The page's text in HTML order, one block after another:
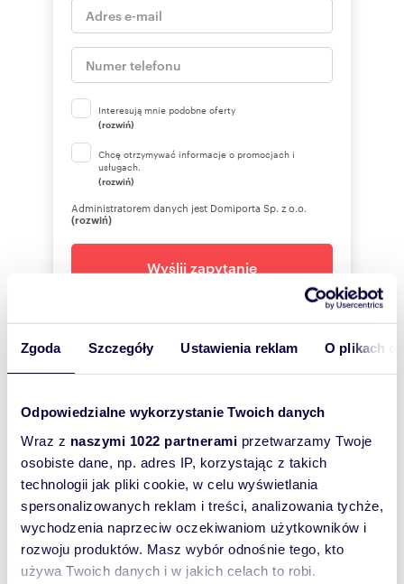
Zgoda Szczegóły Ustawienia reklam O plikach
Odpowiedzialne wykorzystanie Twoich danych
Wraz z naszymi 1022 partnerami przetwarzamy Twoje
osobiste dane, np. adres IP, korzystając z takich
technologii jak pliki cookie, w celu wyświetlania
spersonalizowanych reklam i treści, analizowania tychże,
wychodzenia naprzeciw oczekiwaniom użytkowników i
rozwoju produktów. Masz wybór odnośnie tego, kto
używa Twoich danych i w jakich celach to robi.
Interesują mnie podobne oferty
(rozwiń)
Chcę otrzymywać informacje o promocjach i
usługach.
(rozwiń)
Administratorem danych jest Domiporta Sp. z o.o.
(rozwiń)
Wyślij zapytanie
Agencja Nieruchomości RECOM
662050 Pokaż telefon
Zostaw telefon, oddzwonimy
bezpłatnie
Zatwierdź